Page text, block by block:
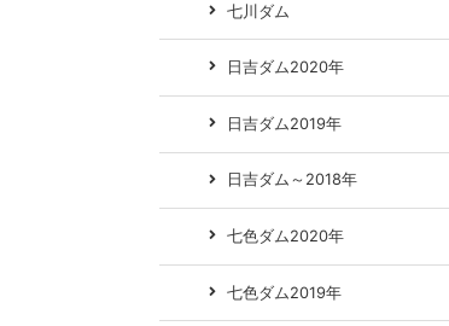
七川ダム
日吉ダム2020年
日吉ダム2019年
日吉ダム～2018年
七色ダム2020年
七色ダム2019年